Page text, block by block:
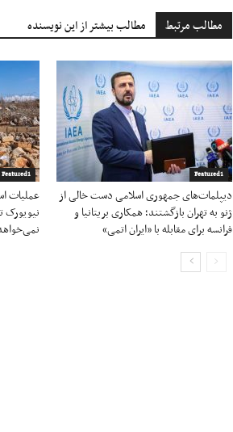
مطالب مرتبط مطالب بیشتر از این نویسنده
Featured1
عملیات
نیویورک
Featured1
دیپلمات‌های جمهوری اسلامی دست خالی از
ژنو به تهران بازگشتند؛ همکاری بریتانیا و
فرانسه برای مقابله با «ایران اتمی»